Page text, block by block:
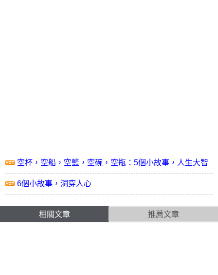
空杯，空船，空籃，空碗，空瓶：5個小故事，人生大智
慧
6個小故事，洞穿人心
相關文章 推薦文章